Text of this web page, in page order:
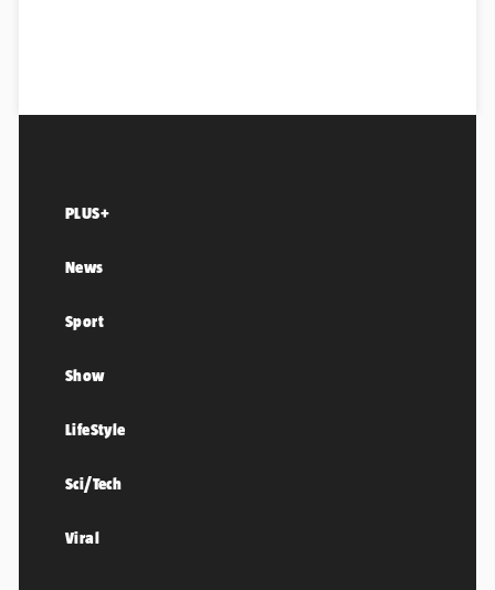
PLUS+
News
Sport
Show
LifeStyle
Sci/Tech
Viral